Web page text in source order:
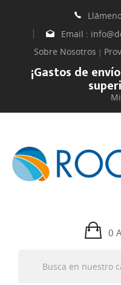
Email :
Sobre Nosotros |
¡Gastos de
0